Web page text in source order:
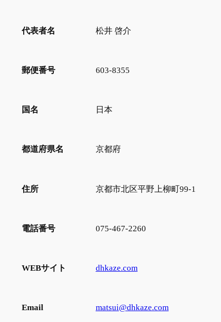
代表者名 松井 啓介
郵便番号 603-8355
国名 日本
都道府県名 京都府
住所 京都市北区平野上柳町99-1
電話番号 075-467-2260
WEBサイト dhkaze.com
Email matsui@dhkaze.com